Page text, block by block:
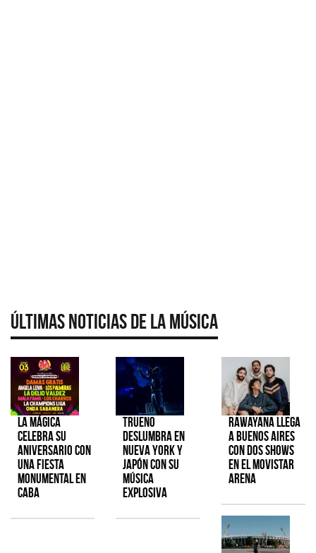
Últimas Noticias de la Música
La Mágica
celebra su
aniversario con
una fiesta
monumental en
CABA
TRUENO
deslumbra en
Nueva York y
Japón con su
música
explosiva
Rawayana llega
a Buenos Aires
con dos shows
en el Movistar
Arena